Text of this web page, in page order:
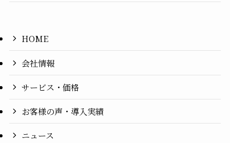
HOME
会社情報
サービス・価格
お客様の声・導入実績
ニュース